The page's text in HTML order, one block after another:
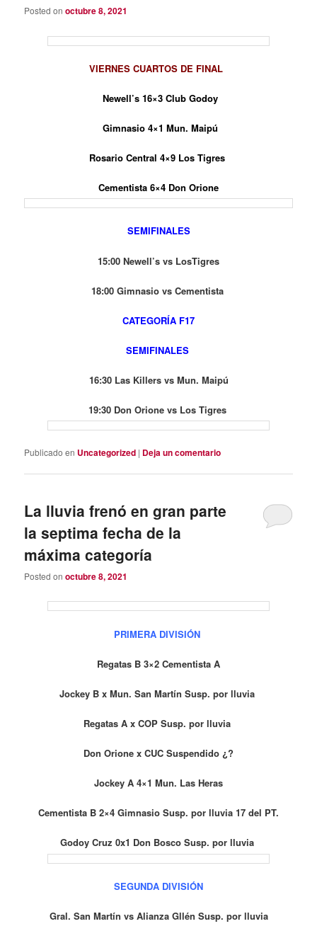
Posted onoctubre 8, 2021
VIERNES CUARTOS DE FINAL
Newell’s 16×3 Club Godoy
Gimnasio 4×1 Mun. Maipú
Rosario Central 4×9 Los Tigres
Cementista 6×4 Don Orione
SEMIFINALES
15:00 Newell’s vs LosTigres
18:00 Gimnasio vs Cementista
CATEGORÍA F17
SEMIFINALES
16:30 Las Killers vs Mun. Maipú
19:30 Don Orione vs Los Tigres
Publicado en Uncategorized | Deja un comentario
La lluvia frenó en gran parte
la septima fecha de la
máxima categoría
Posted onoctubre 8, 2021
PRIMERA DIVISIÓN
Regatas B 3×2 Cementista A
Jockey B x Mun. San Martín Susp. por lluvia
Regatas A x COP Susp. por lluvia
Don Orione x CUC Suspendido ¿?
Jockey A 4×1 Mun. Las Heras
Cementista B 2×4 Gimnasio Susp. por lluvia 17 del PT.
Godoy Cruz 0x1 Don Bosco Susp. por lluvia
SEGUNDA DIVISIÓN
Gral. San Martín vs Alianza Gllén Susp. por lluvia